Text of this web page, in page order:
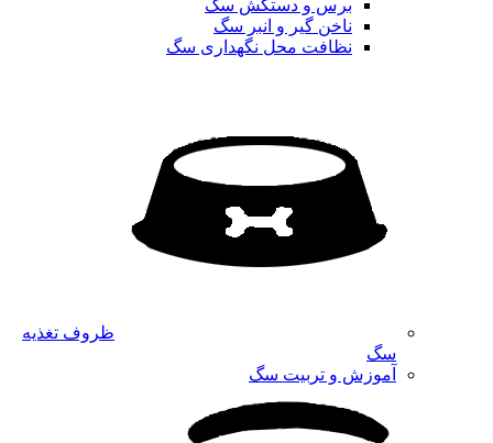
برس و دستکش سگ
ناخن گیر و انبر سگ
نظافت محل نگهداری سگ
ظروف تغذیه
سگ
آموزش و تربیت سگ